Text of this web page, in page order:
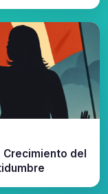
Crecimiento del